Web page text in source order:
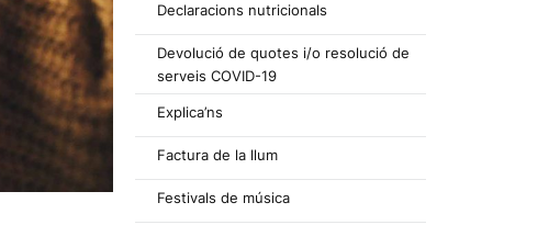
Declaracions nutricionals
Devolució de quotes i/o resolució de
serveis COVID-19
Explica’ns
Factura de la llum
Festivals de música